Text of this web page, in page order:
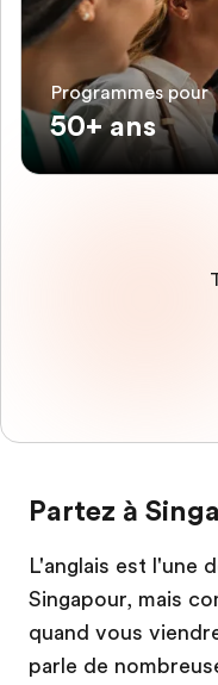
Programmes pour
50+ ans
Partez à
L'anglais est l'une
Singapour, mais
quand vous
parle de